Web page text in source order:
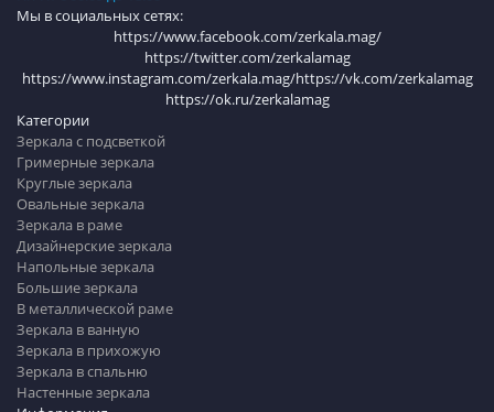
Категории
Зеркала с подсветкой
Гримерные зеркала
Круглые зеркала
Овальные зеркала
Зеркала в раме
Дизайнерские зеркала
Напольные зеркала
Большие зеркала
В металлической раме
Зеркала в ванную
Зеркала в прихожую
Зеркала в спальню
Настенные зеркала
Мы в социальных сетях:
https://www.facebook.com/zerkala.mag/
https://twitter.com/zerkalamag
https://www.instagram.com/zerkala.mag/https://vk.com/zerkalamag
https://ok.ru/zerkalamag